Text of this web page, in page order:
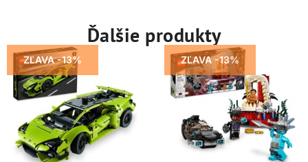
Ďalšie produkty
ZĽAVA -13% ZĽAVA -13%